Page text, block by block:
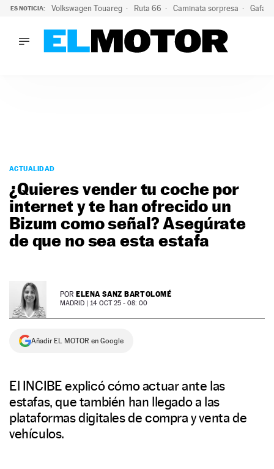
ES NOTICIA: Volkswagen Touareg Ruta 66 Caminata sorpresa Gafas
PODCAST
MOTOS
TECNOLOGÍA
SUPERCOCHES
MOTORTV
NEWSLETTER
ACTUALIDAD
¿Quieres vender tu coche por
internet y te han ofrecido un
Bizum como señal? Asegúrate
de que no sea esta estafa
POR ELENA SANZ BARTOLOMÉ
MADRID | 14 OCT 25 - 08: 00
Añadir EL MOTOR en Google
El INCIBE explicó cómo actuar ante las
estafas, que también han llegado a las
plataformas digitales de compra y venta de
vehículos.